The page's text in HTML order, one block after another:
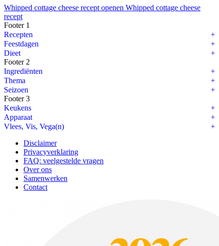
Whipped cottage cheese recept openen Whipped cottage cheese
recept
Footer 1
Recepten
Feestdagen
Dieet
Footer 2
Ingrediënten
Thema
Seizoen
Footer 3
Keukens
Apparaat
Vlees, Vis, Vega(n)
Disclaimer
Privacyverklaring
FAQ: veelgestelde vragen
Over ons
Samenwerken
Contact